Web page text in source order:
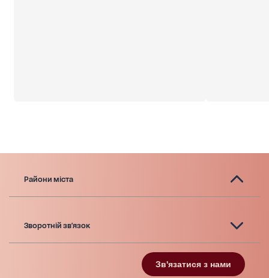
Райони міста
Зворотній зв'язок
Зв'язатися з нами